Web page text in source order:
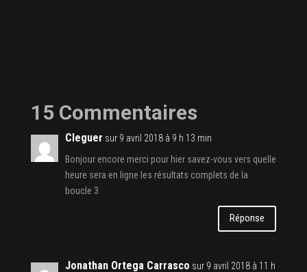
15 Commentaires
Cleguer sur 9 avril 2018 à 9 h 13 min
Bonjour encore merci pour hier savez-vous vers quelle
heure sera en ligne les résultats complets de la
boucle 3
Réponse
Jonathan Ortega Carrasco sur 9 avril 2018 à 11 h